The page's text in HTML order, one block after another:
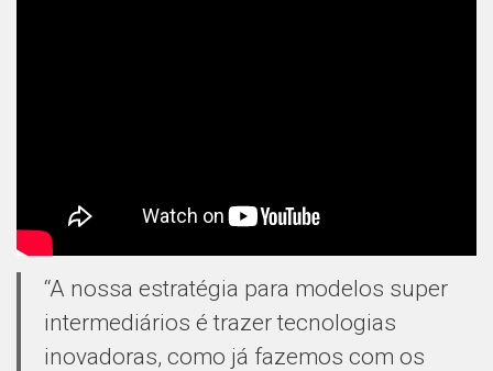
“A nossa estratégia para modelos super
intermediários é trazer tecnologias
inovadoras, como já fazemos com os